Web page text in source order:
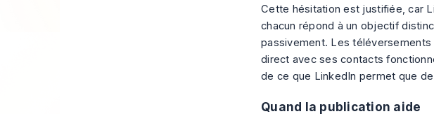
Cette hésitation est justifiée, car
chacun répond à un objectif
passivement. Les
direct avec ses contacts
de ce que LinkedIn permet que
Quand la publication aide